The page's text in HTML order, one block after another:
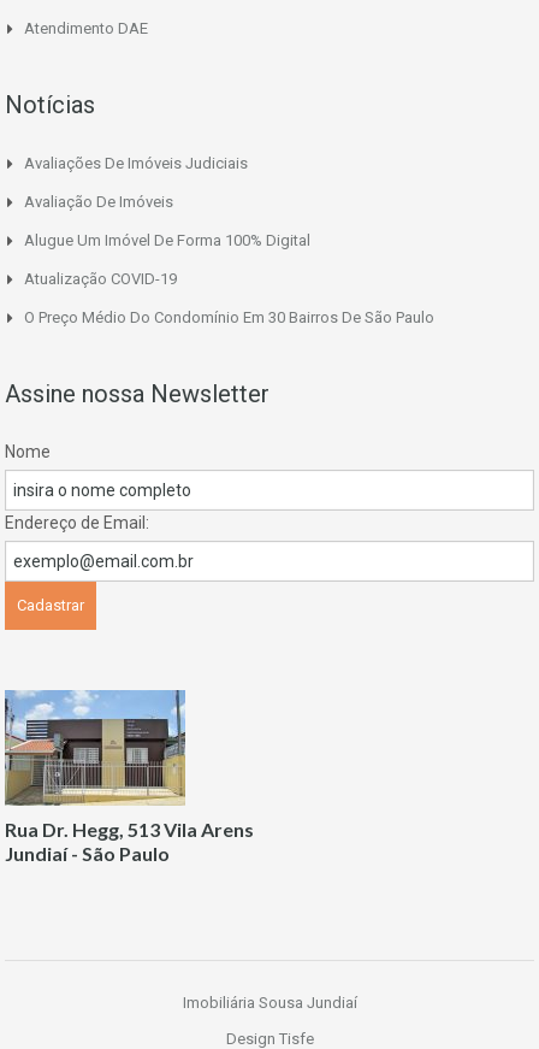
Atendimento DAE
Notícias
Avaliações De Imóveis Judiciais
Avaliação De Imóveis
Alugue Um Imóvel De Forma 100% Digital
Atualização COVID-19
O Preço Médio Do Condomínio Em 30 Bairros De São Paulo
Assine nossa Newsletter
Nome
Endereço de Email:
Rua Dr. Hegg, 513 Vila Arens
Jundiaí - São Paulo
Imobiliária Sousa Jundiaí
Design Tisfe